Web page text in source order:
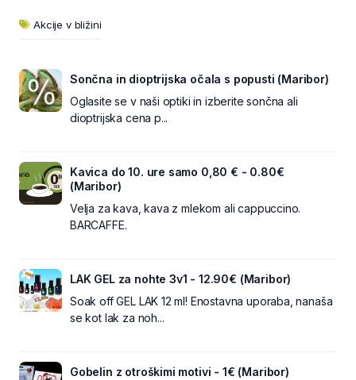
Akcije v bližini
Sončna in dioptrijska očala s popusti (Maribor)
Oglasite se v naši optiki in izberite sončna ali
dioptrijska cena p...
Kavica do 10. ure samo 0,80 € - 0.80€
(Maribor)
Velja za kava, kava z mlekom ali cappuccino.
BARCAFFE.
LAK GEL za nohte 3v1 - 12.90€ (Maribor)
Soak off GEL LAK 12 ml! Enostavna uporaba, nanaša
se kot lak za noh...
Gobelin z otroškimi motivi - 1€ (Maribor)